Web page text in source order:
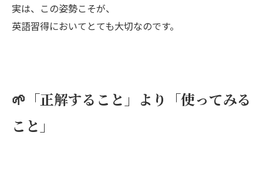
実は、この姿勢こそが、
英語習得においてとても大切なのです。
🌱「正解すること」より「使ってみる
こと」